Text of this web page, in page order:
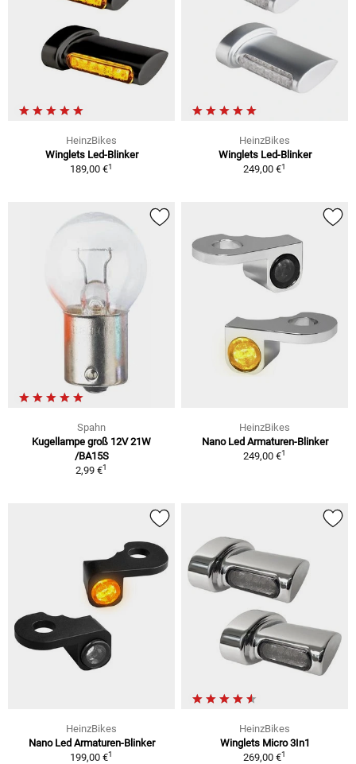
HeinzBikes
Winglets Led-Blinker
189,00 €1
HeinzBikes
Winglets Led-Blinker
249,00 €1
Spahn
Kugellampe groß 12V 21W
/BA15S
2,99 €1
HeinzBikes
Nano Led Armaturen-Blinker
249,00 €1
HeinzBikes
Nano Led Armaturen-Blinker
199,00 €1
HeinzBikes
Winglets Micro 3In1
269,00 €1